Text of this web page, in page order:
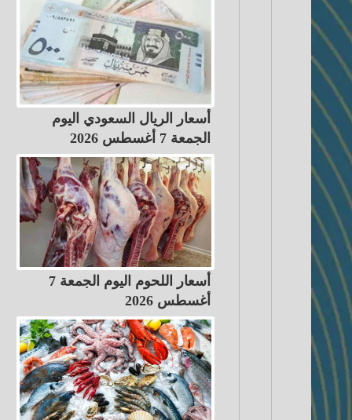
أسعار الريال السعودي اليوم
الجمعة 7 أغسطس 2026
أسعار اللحوم اليوم الجمعة 7
أغسطس 2026